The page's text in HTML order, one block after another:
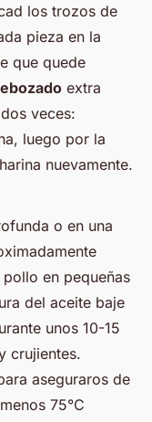
los trozos de
pieza en la
que quede
extra
veces:
luego por la
nuevamente.
o en una
en pequeñas
del aceite baje
unos 10-15
crujientes.
aseguraros de
75°C